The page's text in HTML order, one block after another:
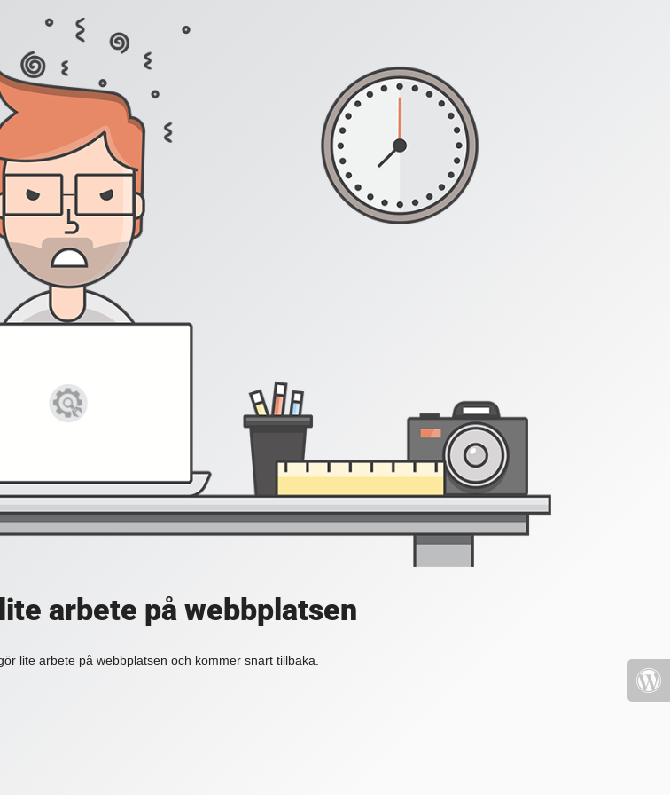
arbete på webbplatsen
lite arbete på webbplatsen och kommer snart tillbaka.